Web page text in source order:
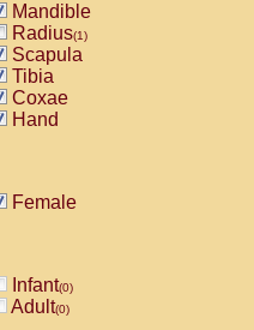
Mandible
Radius(1)
Scapula
Tibia
Coxae
Hand
Female
Infant(0)
Adult(0)